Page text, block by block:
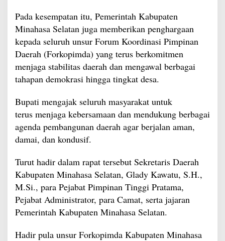
Pada kesempatan itu, Pemerintah Kabupaten
Minahasa Selatan juga memberikan penghargaan
kepada seluruh unsur Forum Koordinasi Pimpinan
Daerah (Forkopimda) yang terus berkomitmen
menjaga stabilitas daerah dan mengawal berbagai
tahapan demokrasi hingga tingkat desa.
Bupati mengajak seluruh masyarakat untuk
terus menjaga kebersamaan dan mendukung berbagai
agenda pembangunan daerah agar berjalan aman,
damai, dan kondusif.
Turut hadir dalam rapat tersebut Sekretaris Daerah
Kabupaten Minahasa Selatan, Glady Kawatu, S.H.,
M.Si., para Pejabat Pimpinan Tinggi Pratama,
Pejabat Administrator, para Camat, serta jajaran
Pemerintah Kabupaten Minahasa Selatan.
Hadir pula unsur Forkopimda Kabupaten Minahasa